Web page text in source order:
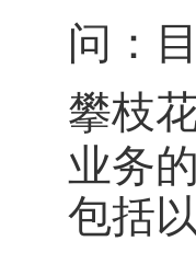
问：
攀枝
业务
包括